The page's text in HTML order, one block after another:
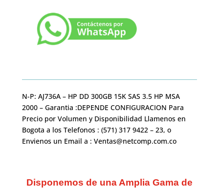
N-P: AJ736A – HP DD 300GB 15K SAS 3.5 HP MSA
2000 – Garantia :DEPENDE CONFIGURACION Para
Precio por Volumen y Disponibilidad Llamenos en
Bogota a los Telefonos : (571) 317 9422 – 23, o
Envienos un Email a : Ventas@netcomp.com.co
Disponemos de una Amplia Gama de